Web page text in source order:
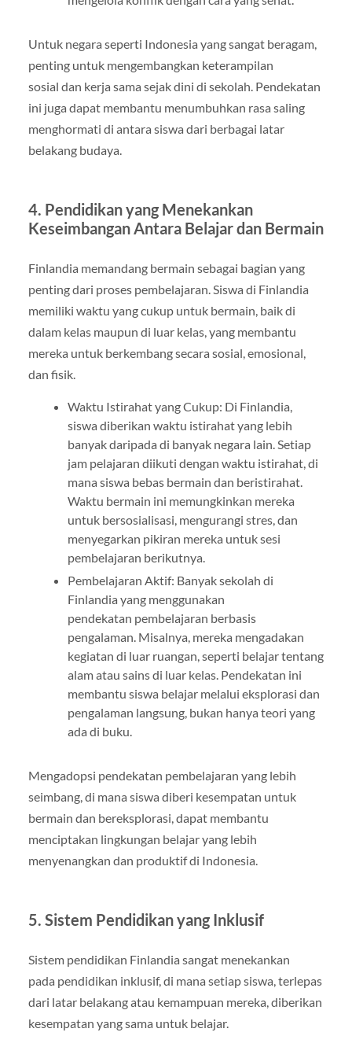
Untuk negara seperti Indonesia yang sangat beragam,
penting untuk mengembangkan keterampilan
sosial dan kerja sama sejak dini di sekolah. Pendekatan
ini juga dapat membantu menumbuhkan rasa saling
menghormati di antara siswa dari berbagai latar
belakang budaya.
4. Pendidikan yang Menekankan
Keseimbangan Antara Belajar dan Bermain
Finlandia memandang bermain sebagai bagian yang
penting dari proses pembelajaran. Siswa di Finlandia
memiliki waktu yang cukup untuk bermain, baik di
dalam kelas maupun di luar kelas, yang membantu
mereka untuk berkembang secara sosial, emosional,
dan fisik.
Waktu Istirahat yang Cukup: Di Finlandia,
siswa diberikan waktu istirahat yang lebih
banyak daripada di banyak negara lain. Setiap
jam pelajaran diikuti dengan waktu istirahat, di
mana siswa bebas bermain dan beristirahat.
Waktu bermain ini memungkinkan mereka
untuk bersosialisasi, mengurangi stres, dan
menyegarkan pikiran mereka untuk sesi
pembelajaran berikutnya.
Pembelajaran Aktif: Banyak sekolah di
Finlandia yang menggunakan
pendekatan pembelajaran berbasis
pengalaman. Misalnya, mereka mengadakan
kegiatan di luar ruangan, seperti belajar tentang
alam atau sains di luar kelas. Pendekatan ini
membantu siswa belajar melalui eksplorasi dan
pengalaman langsung, bukan hanya teori yang
ada di buku.
Mengadopsi pendekatan pembelajaran yang lebih
seimbang, di mana siswa diberi kesempatan untuk
bermain dan bereksplorasi, dapat membantu
menciptakan lingkungan belajar yang lebih
menyenangkan dan produktif di Indonesia.
5. Sistem Pendidikan yang Inklusif
Sistem pendidikan Finlandia sangat menekankan
pada pendidikan inklusif, di mana setiap siswa, terlepas
dari latar belakang atau kemampuan mereka, diberikan
kesempatan yang sama untuk belajar.